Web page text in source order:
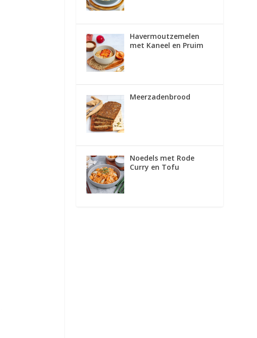
Havermoutzemelen
met Kaneel en Pruim
Meerzadenbrood
Noedels met Rode
Curry en Tofu